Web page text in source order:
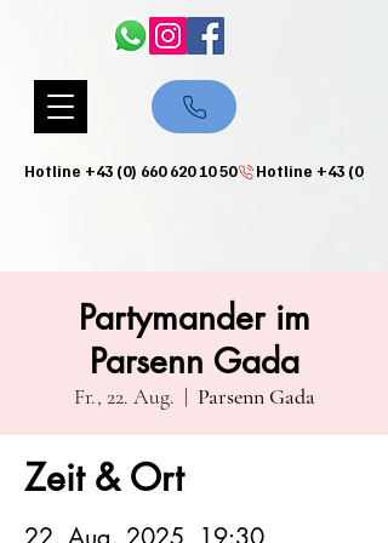
Hotline +43 (0) 660 620 10 50
Partymander im
Parsenn Gada
Fr., 22. Aug.
  |
Parsenn Gada
Zeit & Ort